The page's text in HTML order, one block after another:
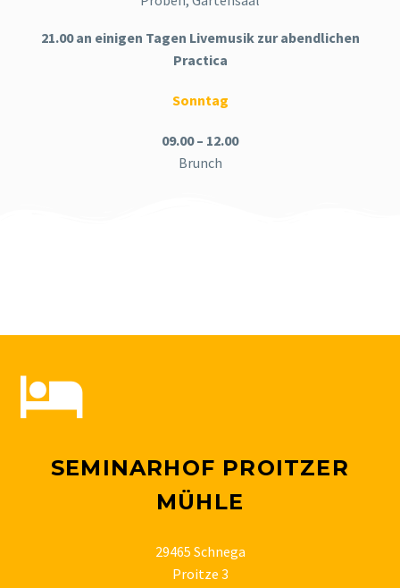
21.00 an einigen Tagen Livemusik zur abendlichen
Practica
Sonntag
09.00 – 12.00
Brunch
SEMINARHOF PROITZER
MÜHLE
29465 Schnega
Proitze 3